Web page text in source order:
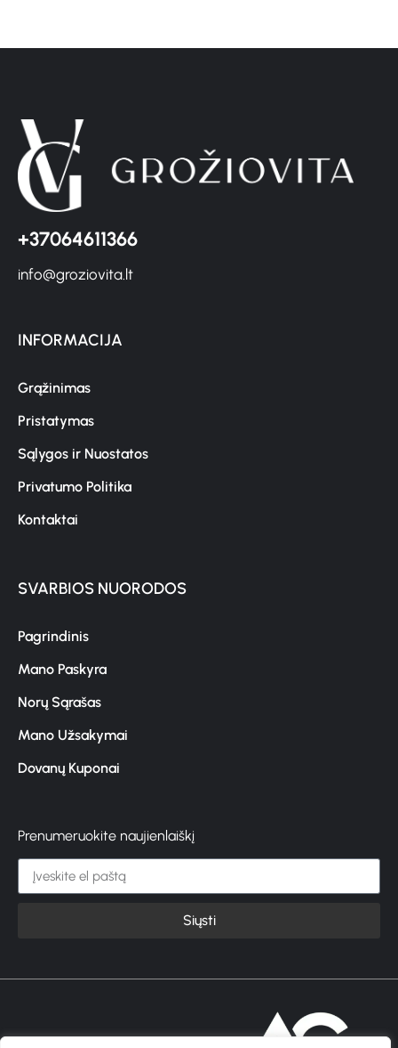
+37064611366
info@groziovita.lt
INFORMACIJA
Grąžinimas
Pristatymas
Sąlygos ir Nuostatos
Privatumo Politika
Kontaktai
SVARBIOS NUORODOS
Pagrindinis
Mano Paskyra
Norų Sąrašas
Mano Užsakymai
Dovanų Kuponai
Prenumeruokite naujienlaiškį
Siųsti